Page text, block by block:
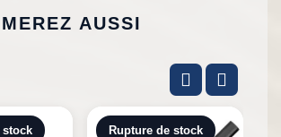
AUSSI
stock Rupture de stock